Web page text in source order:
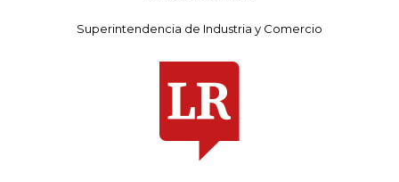
Superintendencia de Industria y Comercio